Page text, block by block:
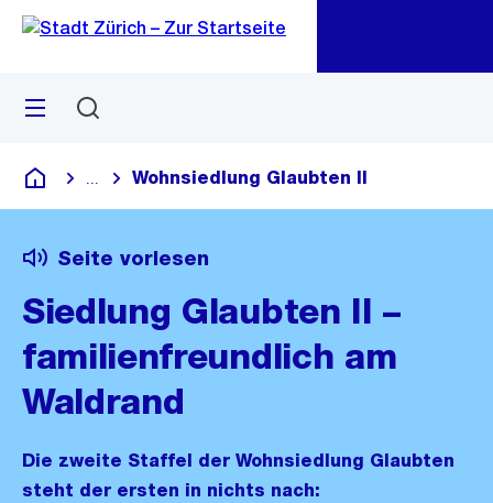
Navigation
Sprunglink
Menü
Deutsch
Blende alle Breadcrumbs ein
Wohnsiedlung Glaubten II
Seite vorlesen
Siedlung Glaubten II –
familienfreundlich am
Waldrand
Die zweite Staffel der Wohnsiedlung Glaubten
steht der ersten in nichts nach: